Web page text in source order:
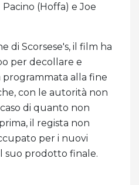
(Hoffa) e Joe
di Scorsese's, il film ha
per decollare e
alla fine
con le autorità non
di quanto non
il regista non
per i nuovi
suo prodotto finale.